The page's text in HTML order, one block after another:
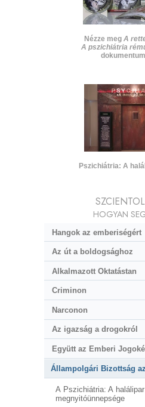
Nézze meg A
A pszichiátria
Pszichiátria: A
HOGYAN
Hangok az emberiségért
Az út a boldogsághoz
Alkalmazott Oktatástan
Criminon
Narconon
Az igazság a drogokról
Együtt az Emberi
Állampolgári Bizottság
A Pszichiátria: A
megnyitóünnepsége